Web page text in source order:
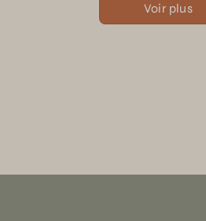
Voir plus